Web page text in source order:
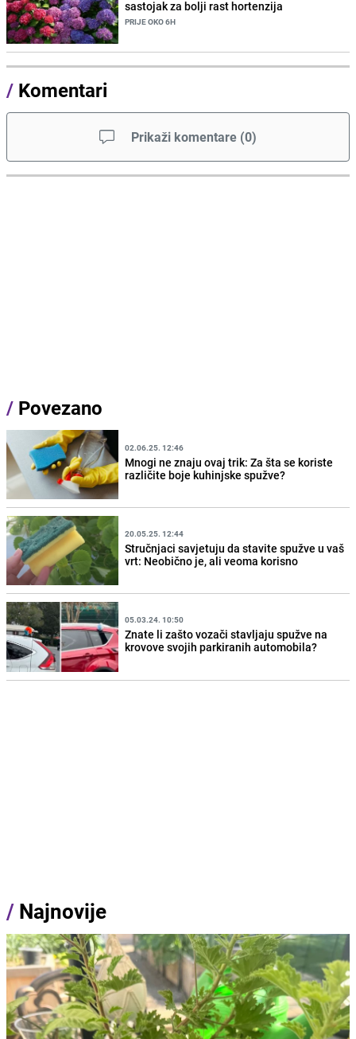
sastojak za bolji rast hortenzija
PRIJE OKO 6H
/ Komentari
Prikaži komentare (0)
/ Povezano
02.06.25. 12:46
Mnogi ne znaju ovaj trik: Za šta se koriste
različite boje kuhinjske spužve?
20.05.25. 12:44
Stručnjaci savjetuju da stavite spužve u vaš
vrt: Neobično je, ali veoma korisno
05.03.24. 10:50
Znate li zašto vozači stavljaju spužve na
krovove svojih parkiranih automobila?
/ Najnovije